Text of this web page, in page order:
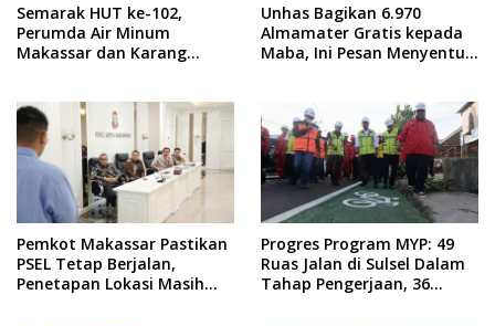
Semarak HUT ke-102,
Perumda Air Minum
Makassar dan Karang
Unhas Bagikan 6.970
Almamater Gratis kepada
Maba, Ini Pesan Menyentuh
Pemkot Makassar Pastikan
PSEL Tetap Berjalan,
Penetapan Lokasi Masih
Progres Program MYP: 49
Ruas Jalan di Sulsel Dalam
Tahap Pengerjaan, 36